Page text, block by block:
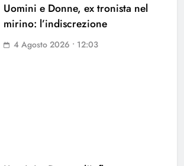
Uomini e Donne, ex tronista nel
mirino: l’indiscrezione
4 Agosto 2026 • 12:03